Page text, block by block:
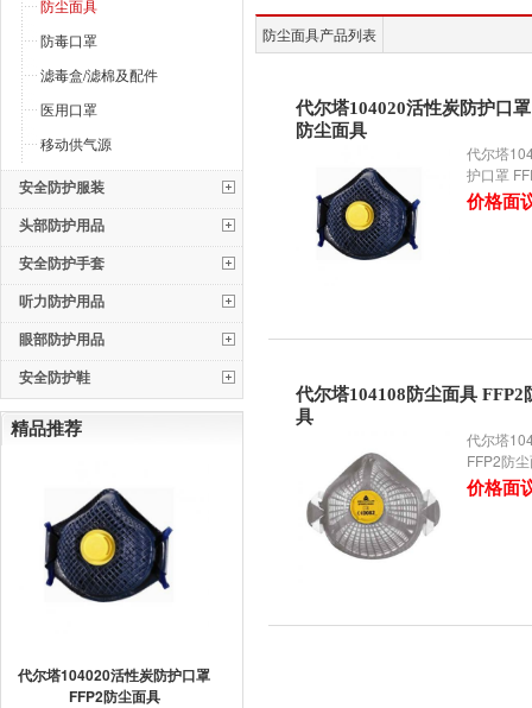
防尘面具
防毒口罩
滤毒盒/滤棉及配件
医用口罩
移动供气源
安全防护服装
头部防护用品
安全防护手套
听力防护用品
眼部防护用品
安全防护鞋
精品推荐
代尔塔104020活性炭防护口罩
FFP2防尘面具
防尘面具产品列表
代尔塔104020活性炭防护口
防尘面具
代尔塔
护口罩
价格面
代尔塔104108防尘面具 FFP2
具
代尔塔
FFP2防
价格面